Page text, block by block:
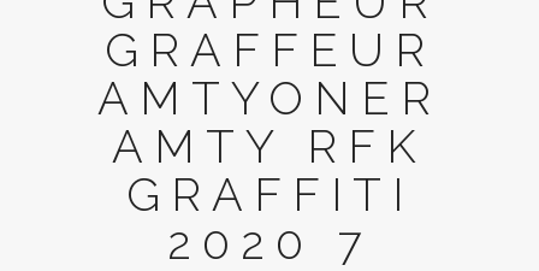
GRAFFEUR
AMTYONER
AMTY RFK
GRAFFITI
2020 7